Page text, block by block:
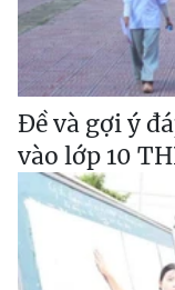
Đề và gợi ý
vào lớp 10